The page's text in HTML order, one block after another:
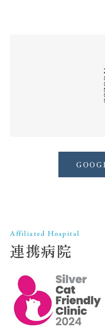
Affiliated Hospital
連携病院